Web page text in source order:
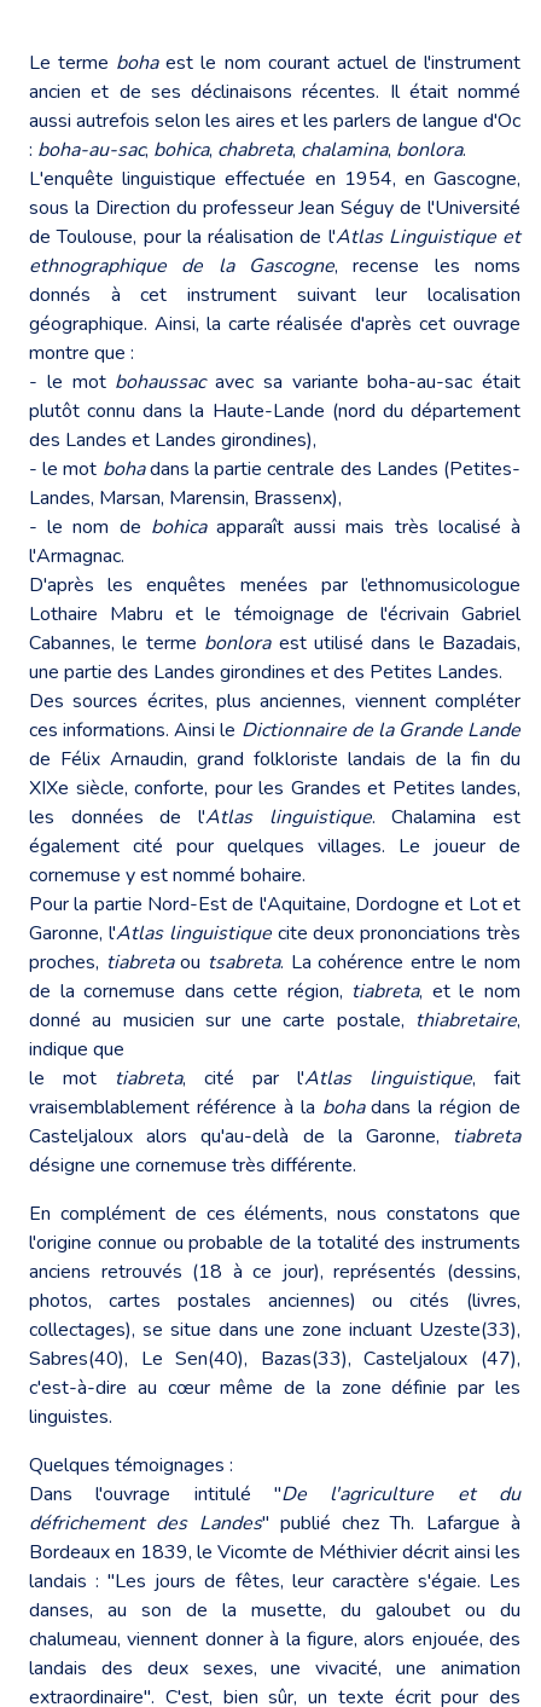
Le terme bohaest le nom courant actuel de l'instrument
ancien et de ses déclinaisons récentes. Il était nommé
aussi autrefois selon les aires et les parlers de langue d'Oc
: boha-au-sac, bohica, chabreta, chalamina, bonlora.
L'enquête linguistique effectuée en 1954, en Gascogne,
sous la Direction du professeur Jean Séguy de l'Université
de Toulouse, pour la réalisation de l'Atlas Linguistique et
ethnographique de la Gascogne, recense les noms
donnés à cet instrument suivant leur localisation
géographique. Ainsi, la carte réalisée d'après cet ouvrage
montre que :
- le mot bohaussacavec sa variante boha-au-sac était
plutôt connu dans la Haute-Lande (nord du département
des Landes et Landes girondines),
- le mot bohadans la partie centrale des Landes (Petites-
Landes, Marsan, Marensin, Brassenx),
- le nom de bohicaapparaît aussi mais très localisé à
l'Armagnac.
D'après les enquêtes menées par l’ethnomusicologue
Lothaire Mabru et le témoignage de l'écrivain Gabriel
Cabannes, le terme bonloraest utilisé dans le Bazadais,
une partie des Landes girondines et des Petites Landes.
Des sources écrites, plus anciennes, viennent compléter
ces informations. Ainsi le Dictionnaire de la Grande Lande
de Félix Arnaudin, grand folkloriste landais de la fin du
XIXe siècle, conforte, pour les Grandes et Petites landes,
les données de l'Atlas linguistique. Chalamina est
également cité pour quelques villages. Le joueur de
cornemuse y est nommé bohaire.
Pour la partie Nord-Est de l'Aquitaine, Dordogne et Lot et
Garonne, l'Atlas linguistiquecite deux prononciations très
proches, tiabretaou tsabreta. La cohérence entre le nom
de la cornemuse dans cette région, tiabreta, et le nom
donné au musicien sur une carte postale, thiabretaire,
indique que
le mot tiabreta, cité par l'Atlas linguistique, fait
vraisemblablement référence à la bohadans la région de
Casteljaloux alors qu'au-delà de la Garonne, tiabreta
désigne une cornemuse très différente.
En complément de ces éléments, nous constatons que
l'origine connue ou probable de la totalité des instruments
anciens retrouvés (18 à ce jour), représentés (dessins,
photos, cartes postales anciennes) ou cités (livres,
collectages), se situe dans une zone incluant Uzeste(33),
Sabres(40), Le Sen(40), Bazas(33), Casteljaloux (47),
c'est-à-dire au cœur même de la zone définie par les
linguistes.
Quelques témoignages :
Dans l'ouvrage intitulé "De l'agriculture et du
défrichement des Landes" publié chez Th. Lafargue à
Bordeaux en 1839, le Vicomte de Méthivier décrit ainsi les
landais : "Les jours de fêtes, leur caractère s'égaie. Les
danses, au son de la musette, du galoubet ou du
chalumeau, viennent donner à la figure, alors enjouée, des
landais des deux sexes, une vivacité, une animation
extraordinaire". C'est, bien sûr, un texte écrit pour des